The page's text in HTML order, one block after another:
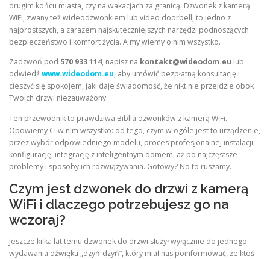
drugim końcu miasta, czy na wakacjach za granicą. Dzwonek z kamerą
WiFi, zwany też wideodzwonkiem lub video doorbell, to jedno z
najprostszych, a zarazem najskuteczniejszych narzędzi podnoszących
bezpieczeństwo i komfort życia. A my wiemy o nim wszystko.
Zadzwoń pod 570 933 114, napisz na kontakt@wideodom.eu lub
odwiedźwww.wideodom.eu, aby umówić bezpłatną konsultację i
cieszyć się spokojem, jaki daje świadomość, że nikt nie przejdzie obok
Twoich drzwi niezauważony.
Ten przewodnik to prawdziwa Biblia dzwonków z kamerą WiFi.
Opowiemy Ci w nim wszystko: od tego, czym w ogóle jest to urządzenie,
przez wybór odpowiedniego modelu, proces profesjonalnej instalacji,
konfigurację, integrację z inteligentnym domem, aż po najczęstsze
problemy i sposoby ich rozwiązywania. Gotowy? No to ruszamy.
Czym jest dzwonek do drzwi z kamerą
WiFi i dlaczego potrzebujesz go na
wczoraj?
Jeszcze kilka lat temu dzwonek do drzwi służył wyłącznie do jednego:
wydawania dźwięku „dzyń-dzyń”, który miał nas poinformować, że ktoś